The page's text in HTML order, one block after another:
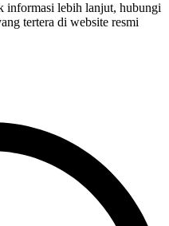
informasi lebih lanjut, hubungi
tertera di website resmi